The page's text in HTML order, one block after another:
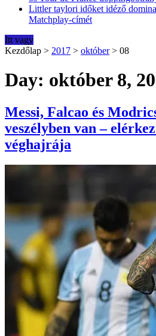
Littler taylori időket idéző
Matchplay-címét
Itt vagy
Kezdőlap > 2017 > október > 08
Day: október 8,
Messi, Falcao és
veszélyben van –
véghajrája